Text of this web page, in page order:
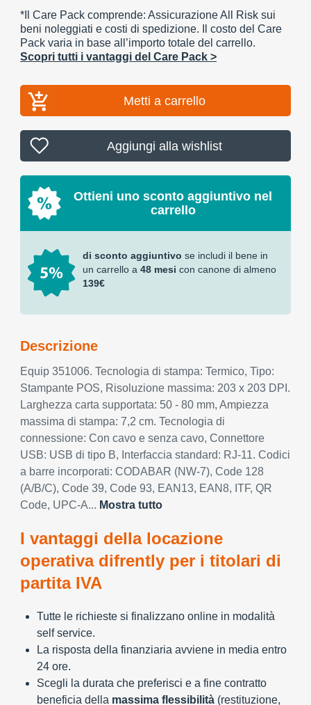
*Il Care Pack comprende: Assicurazione All Risk sui
beni noleggiati e costi di spedizione. Il costo del Care
Pack varia in base all’importo totale del carrello.
Scopri tutti i vantaggi del Care Pack >
Metti a carrello
Aggiungi alla wishlist
Ottieni uno sconto aggiuntivo nel
carrello
di sconto aggiuntivo se includi il bene in
un carrello a 48 mesi con canone di almeno
139€
Descrizione
Equip 351006. Tecnologia di stampa: Termico, Tipo:
Stampante POS, Risoluzione massima: 203 x 203 DPI.
Larghezza carta supportata: 50 - 80 mm, Ampiezza
massima di stampa: 7,2 cm. Tecnologia di
connessione: Con cavo e senza cavo, Connettore
USB: USB di tipo B, Interfaccia standard: RJ-11. Codici
a barre incorporati: CODABAR (NW-7), Code 128
(A/B/C), Code 39, Code 93, EAN13, EAN8, ITF, QR
Code, UPC-A... Mostra tutto
I vantaggi della locazione
operativa difrently per i titolari di
partita IVA
Tutte le richieste si finalizzano online in modalità
self service.
La risposta della finanziaria avviene in media entro
24 ore.
Scegli la durata che preferisci e a fine contratto
beneficia della massima flessibilità (restituzione,